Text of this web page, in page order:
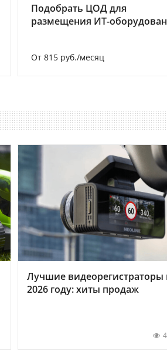
Подобрать ЦОД для
размещения ИТ-
От 815 руб./месяц
Лучшие видеорегистраторы
2026 году: хиты продаж